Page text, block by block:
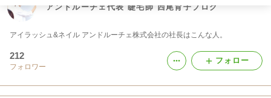
アンドルーチェ代表 睫毛師 西尾育子ブログ
アイラッシュ&ネイル アンドルーチェ株式会社の社長はこんな人。
212
フォロワー
フォロー